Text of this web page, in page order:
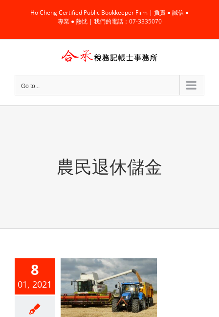
content
Ho Cheng Certified Public Bookkeeper Firm | 負責 ● 誠信 ●
專業 ● 熱忱 | 我們的電話：07-3335070
Go to...
農民退休儲金
8
01, 2021
年1月1
式開
年12